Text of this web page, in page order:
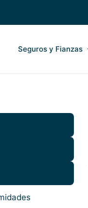
Seguros y Fianzas